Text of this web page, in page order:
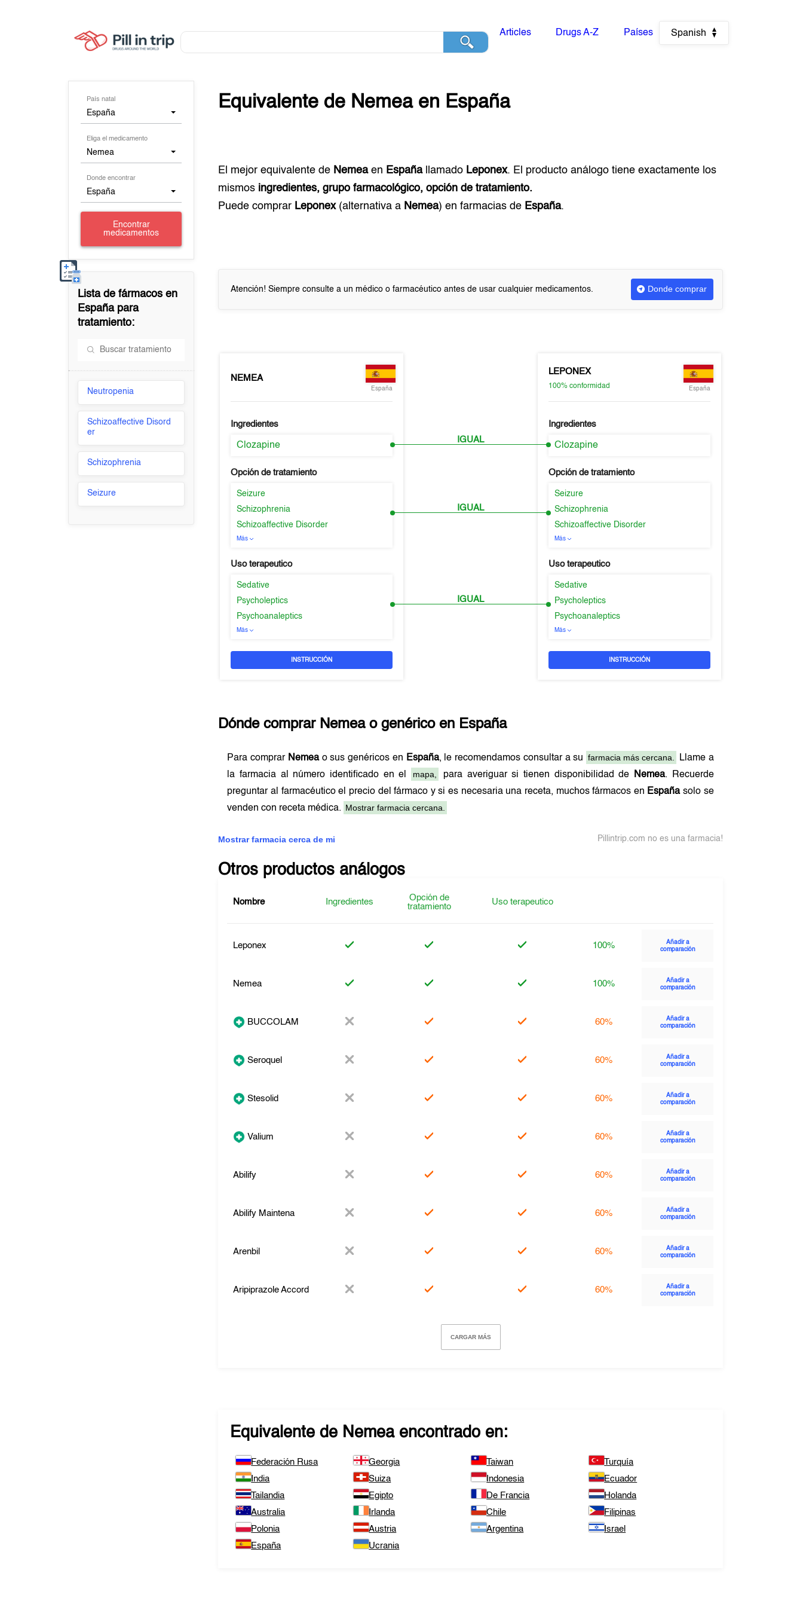
Articles Drugs A-Z Países Spanish
País natal
España
Eliga el medicamento
Nemea
Donde encontrar
España
Encontrar
medicamentos
Lista de fármacos en
Españapara
tratamiento:
Neutropenia
Schizoaffective Disord
er
Schizophrenia
Seizure
Equivalente de Nemeaen España
El mejor equivalente de Nemeaen Españallamado Leponex. El producto análogo tiene exactamente los
mismos ingredientes, grupo farmacológico, opción de tratamiento.
Puede comprar Leponex(alternativa a Nemea) en farmacias de España.
Atención! Siempre consulte a un médico o farmacéutico antes de usar cualquier medicamentos. Donde comprar
NEMEA
España
Ingredientes
Clozapine
Opción de tratamiento
Seizure
Schizophrenia
Schizoaffective Disorder
Más
Uso terapeutico
Sedative
Psycholeptics
Psychoanaleptics
Más
INSTRUCCIÓN
IGUAL
IGUAL
IGUAL
LEPONEX
100% conformidad España
Ingredientes
Clozapine
Opción de tratamiento
Seizure
Schizophrenia
Schizoaffective Disorder
Más
Uso terapeutico
Sedative
Psycholeptics
Psychoanaleptics
Más
INSTRUCCIÓN
Dónde comprar Nemeao genérico en España
Para comprar Nemeao sus genéricos en España, le recomendamos consultar a su farmacia más cercana.
Llame a
la farmacia al número identificado en el
mapa, para averiguar si tienen disponibilidad de Nemea. Recuerde
preguntar al farmacéutico el precio del fármaco y si es necesaria una receta, muchos fármacos en Españasolo se
venden con receta médica. Mostrar farmacia cercana.
Mostrar farmacia cerca de mi Pillintrip.com no es una farmacia!
Otros productos análogos
Nombre Ingredientes
Opción de
tratamiento
Uso terapeutico
Leponex 100%
Añadir a
comparación
Nemea 100%
Añadir a
comparación
BUCCOLAM 60%
Añadir a
comparación
Seroquel 60%
Añadir a
comparación
Stesolid 60%
Añadir a
comparación
Valium 60%
Añadir a
comparación
Abilify 60%
Añadir a
comparación
Abilify Maintena 60%
Añadir a
comparación
Arenbil 60%
Añadir a
comparación
Aripiprazole Accord 60%
Añadir a
comparación
CARGAR MÁS
Equivalente de Nemeaencontrado en:
Federación Rusa Georgia Taiwan
Turquía
India
Suiza Indonesia
Ecuador
Tailandia
Egipto De Francia
Holanda
Australia
Irlanda Chile
Filipinas
Polonia
Austria Argentina
Israel
España
Ucrania